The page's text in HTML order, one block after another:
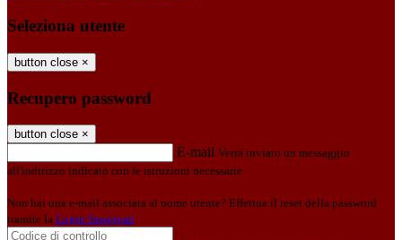
Seleziona utente
button close ×
Recupero password
button close ×
E-mail Verrà inviato un messaggio
all'indirizzo indicato con le istruzioni necessarie.
Non hai una e-mail associata al nome utente? Effettua il reset della password
tramite la Login Spaggiari